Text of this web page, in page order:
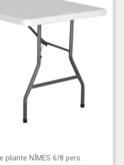
pliante NÎMES 6/8 pers.